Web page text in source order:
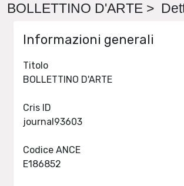
BOLLETTINO D'ARTE >
Informazioni generali
Titolo
Cris ID
Codice ANCE